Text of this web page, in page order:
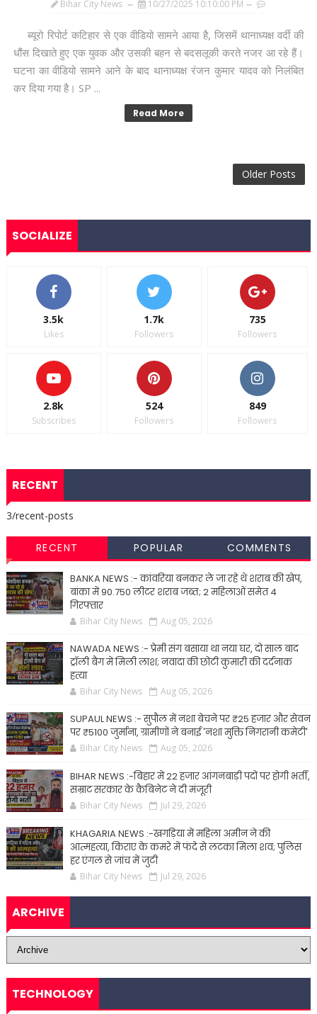
Bihar City News 10/27/2025 10:10:00 PM
ब्यूरो रिपोर्ट कटिहार से एक वीडियो सामने आया है, जिसमें थानाध्यक्ष वर्दी की
धौंस दिखाते हुए एक युवक और उसकी बहन से बदसलूकी करते नजर आ रहे हैं।
घटना का वीडियो सामने आने के बाद थानाध्यक्ष रंजन कुमार यादव को निलंबित
कर दिया गया है। SP ...
Read More
Older Posts
SOCIALIZE
3.5k
Likes
1.7k
Followers
735
Followers
2.8k
Subscribes
524
Followers
849
Followers
RECENT
3/recent-posts
RECENT POPULAR COMMENTS
BANKA NEWS :- कांवरिया बनकर ले जा रहे थे शराब की खेप,
बांका में 90.750 लीटर शराब जब्त; 2 महिलाओं समेत 4
गिरफ्तार
Bihar City News Aug 05, 2026
NAWADA NEWS :- प्रेमी संग बसाया था नया घर, दो साल बाद
ट्रॉली बैग में मिली लाश; नवादा की छोटी कुमारी की दर्दनाक
हत्या
Bihar City News Aug 05, 2026
SUPAUL NEWS :- सुपौल में नशा बेचने पर ₹25 हजार और सेवन
पर ₹5100 जुर्माना, ग्रामीणों ने बनाई 'नशा मुक्ति निगरानी कमेटी'
Bihar City News Aug 05, 2026
BIHAR NEWS :-बिहार में 22 हजार आंगनबाड़ी पदों पर होगी भर्ती,
सम्राट सरकार के कैबिनेट ने दी मंजूरी
Bihar City News Jul 29, 2026
KHAGARIA NEWS :-खगड़िया में महिला अमीन ने की
आत्महत्या, किराए के कमरे में फंदे से लटका मिला शव; पुलिस
हर एंगल से जांच में जुटी
Bihar City News Jul 29, 2026
ARCHIVE
TECHNOLOGY